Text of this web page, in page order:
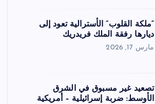
“ملكة القلوب” الأسترالية تعود إلى
ديارها رفقة الملك فريدريك
مارس 17, 2026
تصعيد غير مسبوق في الشرق
الأوسط: ضربة إسرائيلية – أمريكية